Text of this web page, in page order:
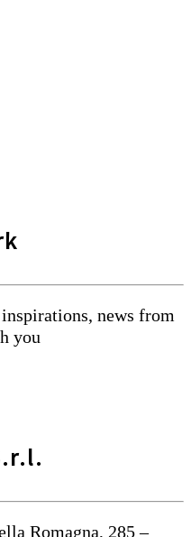
news from
you
Romagna, 285 –